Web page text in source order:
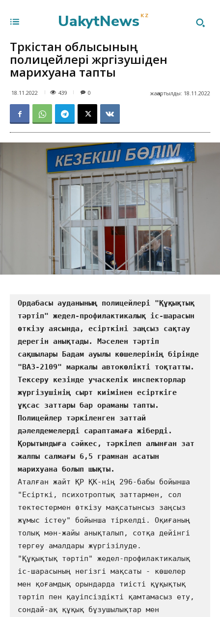
UakytNews KZ
Түркістан облысының
полицейлері жүргізушіден
марихуана тапты
18.11.2022 439 жаңартылды: 18.11.2022
0
Ордабасы ауданының полицейлері "Құқықтық
тәртіп" жедел-профилактикалық іс-шарасын
өткізу аясында, есірткіні заңсыз сақтау
дерегін анықтады. Мәселен тәртіп
сақшылары Бадам ауылы көшелерінің бірінде
"ВАЗ-2109" маркалы автокөлікті тоқтатты.
Тексеру кезінде учаскелік инспекторлар
жүргізушінің сырт киімінен есірткіге
ұқсас заттары бар ораманы тапты.
Полицейлер тәркіленген заттай
дәлелдемелерді сараптамаға жіберді.
Қорытындыға сәйкес, тәркілеп алынған зат
жалпы салмағы 6,5 грамнан асатын
Аталған жайт ҚР ҚК-нің 296-бабы бойынша
"Есірткі, психотроптық заттармен, сол
тектестермен өткізу мақсатынсыз заңсыз
жұмыс істеу" бойынша тіркелді. Оқиғаның
толық мән-жайы анықталып, сотқа дейінгі
тергеу амалдары жүргізілуде.
"Құқықтық тәртіп" жедел-профилактикалық
іс-шарасының негізгі мақсаты - көшелер
мен қоғамдық орындарда тиісті құқықтық
тәртіп пен қауіпсіздікті қамтамасыз ету,
сондай-ақ құқық бұзушылықтар мен